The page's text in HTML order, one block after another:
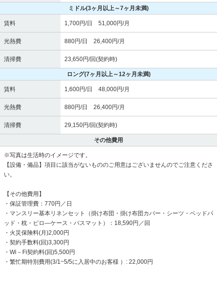
ミドル(3ヶ月以上～7ヶ月未満)
賃料 1,700円/日 51,000円/月
光熱費 880円/日 26,400円/月
清掃費 23,650円/回(契約時)
ロング(7ヶ月以上～12ヶ月未満)
賃料 1,600円/日 48,000円/月
光熱費 880円/日 26,400円/月
清掃費 29,150円/回(契約時)
その他費用
※写真は生活時のイメージです。
【設備・備品】項目に該当がないもののご用意はございませんのでご注意くださ
い。
【その他費用】
・保証管理費：770円／日
・マンスリー基本リネンセット（掛け布団・掛け布団カバー・シーツ・ベッドパ
ッド・枕・ピロ―ケース・バスマット）：18,590円／回
・火災保険料(月)2,000円
・契約手数料(回)3,300円
・Wi－Fi契約料(回)5,500円
・繁忙期特別費用(3/1~5/5に入居中のお客様 ）: 22,000円